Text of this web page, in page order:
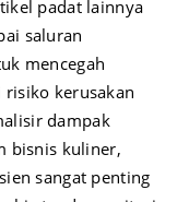
padat lainnya
saluran
mencegah
kerusakan
dampak
bisnis kuliner,
sangat penting